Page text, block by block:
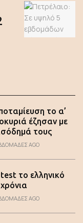
το α’
έζησαν με
τους
AGO
το ελληνικό
AGO